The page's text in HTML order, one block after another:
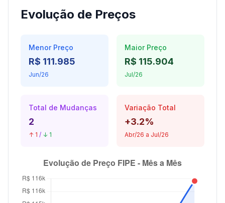
Evolução de Preços
Menor Preço
R$ 111.985
Jun/26
Maior Preço
R$ 115.904
Jul/26
Total de Mudanças
2
↑ 1 / ↓ 1
Variação Total
+3.2%
Abr/26 a Jul/26